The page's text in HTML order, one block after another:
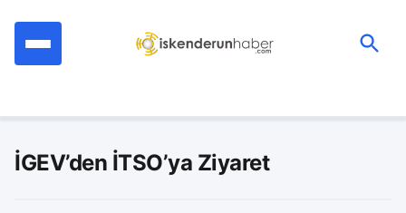
İGEV’den İTSO’ya Ziyaret